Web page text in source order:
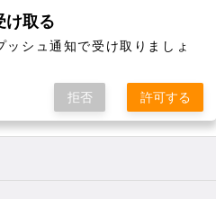
け取る
シュ通知で受け取りましょ
拒否 許可する